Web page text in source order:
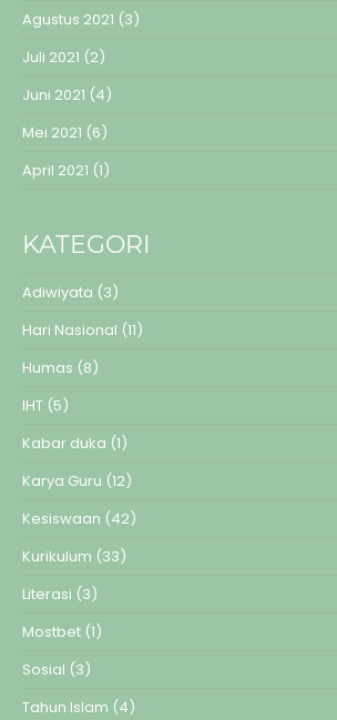
Agustus 2021 (3)
Juli 2021 (2)
Juni 2021 (4)
Mei 2021 (6)
April 2021 (1)
KATEGORI
Adiwiyata (3)
Hari Nasional (11)
Humas (8)
IHT (5)
Kabar duka (1)
Karya Guru (12)
Kesiswaan (42)
Kurikulum (33)
Literasi (3)
Mostbet (1)
Sosial (3)
Tahun Islam (4)